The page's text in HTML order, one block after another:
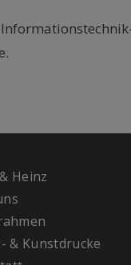
Heinz
& Kunstdrucke